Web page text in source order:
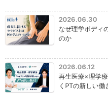
2026.06.30
なぜ理学ボディ
のか
2026.06.12
再生医療×理学
くPTの新しい働